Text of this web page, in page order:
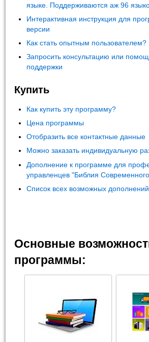
языке. Поддерживаются аж 96
Интерактивная инструкция для
версии
Как стать опытным пользователем?
Запросить консультацию или
поддержки
Купить
Как купить эту программу?
Цена программы
Отобразить все контактные данные
Можно заказать индивидуальную
Дополнение к программе для
управленцев "Библия
Список всех возможных дополнений
Основные
программы: